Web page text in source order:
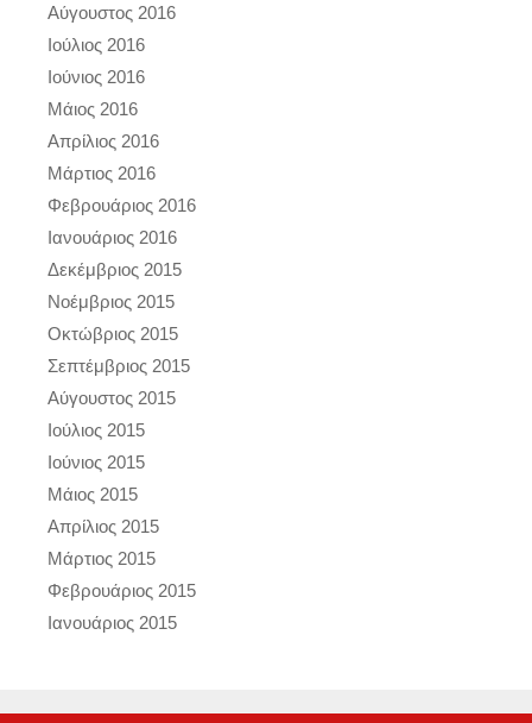
Αύγουστος 2016
Ιούλιος 2016
Ιούνιος 2016
Μάιος 2016
Απρίλιος 2016
Μάρτιος 2016
Φεβρουάριος 2016
Ιανουάριος 2016
Δεκέμβριος 2015
Νοέμβριος 2015
Οκτώβριος 2015
Σεπτέμβριος 2015
Αύγουστος 2015
Ιούλιος 2015
Ιούνιος 2015
Μάιος 2015
Απρίλιος 2015
Μάρτιος 2015
Φεβρουάριος 2015
Ιανουάριος 2015